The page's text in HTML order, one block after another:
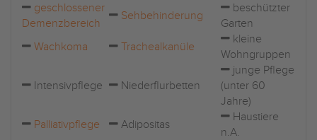
geschlossener
Demenzbereich
Sehbehinderung
beschützter
Garten
Wachkoma
Trachealkanüle
kleine
Wohngruppen
Intensivpflege Niederflurbetten
junge Pflege
(unter 60
Jahre)
Palliativpflege
Adipositas
Haustiere
n.A.